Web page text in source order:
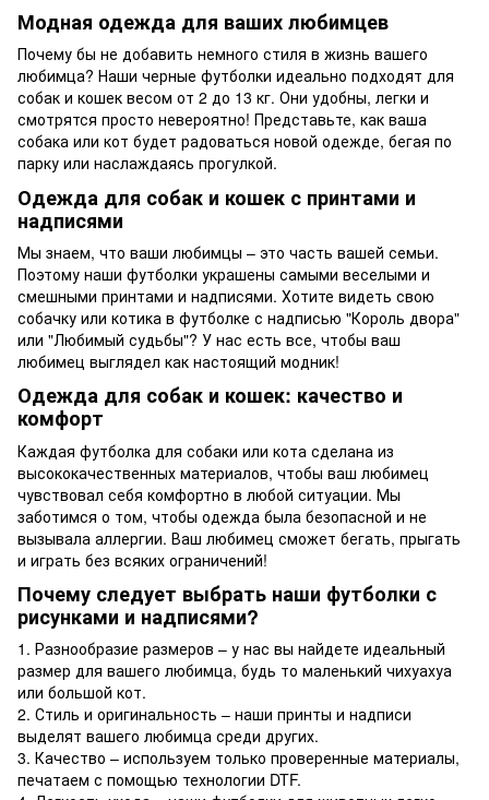
Модная одежда для ваших любимцев
Почему бы не добавить немного стиля в жизнь вашего
любимца? Наши черные футболки идеально подходят для
собак и кошек весом от 2 до 13 кг. Они удобны, легки и
смотрятся просто невероятно! Представьте, как ваша
собака или кот будет радоваться новой одежде, бегая по
парку или наслаждаясь прогулкой.
Одежда для собак и кошек с принтами и
надписями
Мы знаем, что ваши любимцы – это часть вашей семьи.
Поэтому наши футболки украшены самыми веселыми и
смешными принтами и надписями. Хотите видеть свою
собачку или котика в футболке с надписью "Король двора"
или "Любимый судьбы"? У нас есть все, чтобы ваш
любимец выглядел как настоящий модник!
Одежда для собак и кошек: качество и
комфорт
Каждая футболка для собаки или кота сделана из
высококачественных материалов, чтобы ваш любимец
чувствовал себя комфортно в любой ситуации. Мы
заботимся о том, чтобы одежда была безопасной и не
вызывала аллергии. Ваш любимец сможет бегать, прыгать
и играть без всяких ограничений!
Почему следует выбрать наши футболки с
рисунками и надписями?
1. Разнообразие размеров – у нас вы найдете идеальный
размер для вашего любимца, будь то маленький чихуахуа
или большой кот.
2. Стиль и оригинальность – наши принты и надписи
выделят вашего любимца среди других.
3. Качество – используем только проверенные материалы,
печатаем с помощью технологии DTF.